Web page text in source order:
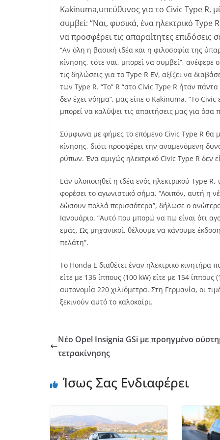
Kakinuma,υπεύθυνος για το Civic Type R,
συμβεί: “Ναι, φυσικά, ένα ηλεκτρικό Type
να προσφέρει τις απαραίτητες επιδόσεις
“Αν όλη η βασική ιδέα και η φιλοσοφία της
κίνησης, τότε ναι, μπορεί να συμβεί”,
τις δηλώσεις για το Type R EV, αξίζει να
των Type R. “Το” R “στο Civic Type R ήταν
δεν έχει νόημα”, μας είπε ο Kakinuma. “Το
μπορεί να καλύψει τις απαιτήσεις μας για όσα
Σύμφωνα με φήμες το επόμενο Civic Type R θα
κίνησης, διότι προσφέρει την αναμενόμενη
ρύπων. Ένα αμιγώς ηλεκτρικό Civic Type R δεν
Εάν υλοποιηθεί η ιδέα ενός ηλεκτρικού Type
φορέσει το αγωνιστικό σήμα. “Λοιπόν, αυτή η
δώσουν πολλά περισσότερα”, δήλωσε ο
Ιανουάριο. “Αυτό που μπορώ να πω είναι ότι
εμάς. Ως μηχανικοί, θέλουμε να κάνουμε
πελάτη”.
Το Honda E διαθέτει έναν ηλεκτρικό κινητήρα
είτε με 136 ίππους (100 kW) είτε με 154
αυτονομία 220 χιλιόμετρα. Στη Γερμανία, οι
ξεκινούν αυτό το καλοκαίρι.
Νέο Opel Insignia GSi με προηγμένο
τετρακίνησης
Ίσως Σας Ενδιαφέρει